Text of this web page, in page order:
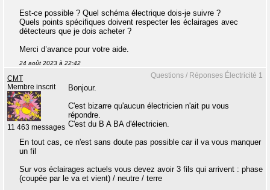
Est-ce possible ? Quel schéma électrique dois-je suivre ?
Quels points spécifiques doivent respecter les éclairages avec
détecteurs que je dois acheter ?
Merci d’avance pour votre aide.
24 août 2023 à 22:42
Questions / Réponses Électricité 1
CMT
Membre inscrit
11 463 messages
Bonjour.
C'est bizarre qu'aucun électricien n'ait pu vous
répondre.
C'est du B A BA d'électricien.
En tout cas, ce n'est sans doute pas possible car il va vous manquer
un fil
Sur vos éclairages actuels vous devez avoir 3 fils qui arrivent : phase
(coupée par le va et vient) / neutre / terre